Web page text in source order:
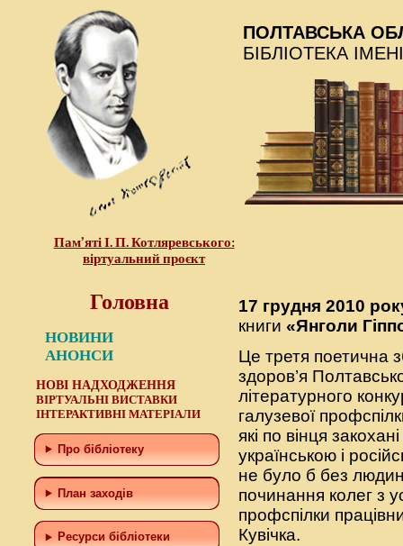
Пам’яті І. П. Котляревського:
віртуальний проєкт
ПОЛТАВСЬКА
БІБЛІОТЕКА
Головна
НОВИНИ
АНОНСИ
НОВІ НАДХОДЖЕННЯ
ВІРТУАЛЬНІ ВИСТАВКИ
ІНТЕРАКТИВНІ МАТЕРІАЛИ
Про бібліотеку
План заходів
Ресурси бібліотеки
17 грудня 2010
книги «Янголи
Це третя поетична
здоров’я
літературного
галузевої
які по вінця
українською і
не було б без
починання колег з
профспілки
Кувічка.